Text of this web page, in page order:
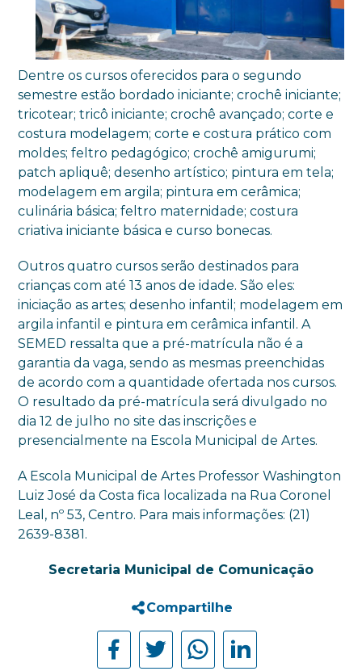
Dentre os cursos oferecidos para o segundo
semestre estão bordado iniciante; crochê iniciante;
tricotear; tricô iniciante; crochê avançado; corte e
costura modelagem; corte e costura prático com
moldes; feltro pedagógico; crochê amigurumi;
patch apliquê; desenho artístico; pintura em tela;
modelagem em argila; pintura em cerâmica;
culinária básica; feltro maternidade; costura
criativa iniciante básica e curso bonecas.
Outros quatro cursos serão destinados para
crianças com até 13 anos de idade. São eles:
iniciação as artes; desenho infantil; modelagem em
argila infantil e pintura em cerâmica infantil. A
SEMED ressalta que a pré-matrícula não é a
garantia da vaga, sendo as mesmas preenchidas
de acordo com a quantidade ofertada nos cursos.
O resultado da pré-matrícula será divulgado no
dia 12 de julho no site das inscrições e
presencialmente na Escola Municipal de Artes.
A Escola Municipal de Artes Professor Washington
Luiz José da Costa fica localizada na Rua Coronel
Leal, nº 53, Centro. Para mais informações: (21)
2639-8381.
Secretaria Municipal de Comunicação
Compartilhe